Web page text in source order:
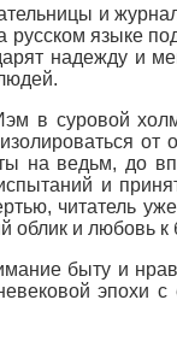
и
языке
надежду и
суровой
от
ведьм, до
и
читатель
и любовь
быту и